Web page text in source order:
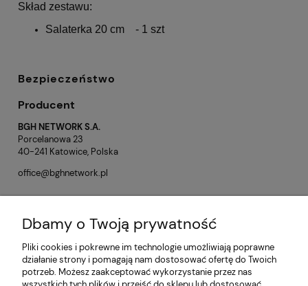
Skład zestawu:
Salaterka 20 cm - 1 szt
Bezpieczeństwo
Producent
BGH NETWORK S.A.
Porcelanowa 23
40-241 Katowice, Polska
office@bghnetwork.pl
Opinie o produkcie (0)
Informacje
Dbamy o Twoją prywatność
Pliki cookies i pokrewne im technologie umożliwiają poprawne
działanie strony i pomagają nam dostosować ofertę do Twoich
potrzeb. Możesz zaakceptować wykorzystanie przez nas